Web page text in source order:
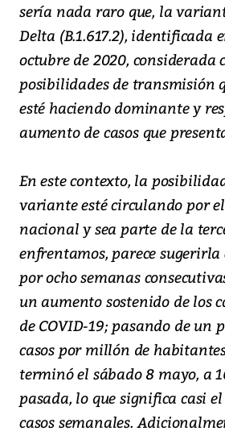
sería nada raro que, la
Delta (B.1.617.2), identificada
octubre de 2020, considerada
posibilidades de transmisión
esté haciendo dominante y
aumento de casos que
En este contexto, la
variante esté circulando por
nacional y sea parte de la
enfrentamos, parece sugerirla
por ocho semanas
un aumento sostenido de los
de COVID-19; pasando de un
casos por millón de
terminó el sábado 8 mayo, a
pasada, lo que significa casi
casos semanales.